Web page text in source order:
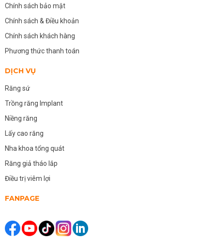
Chính sách bảo mật
Chính sách & Điều khoản
Chính sách khách hàng
Phương thức thanh toán
DỊCH VỤ
Răng sứ
Trồng răng Implant
Niềng răng
Lấy cao răng
Nha khoa tổng quát
Răng giả tháo lắp
Điều trị viêm lợi
FANPAGE